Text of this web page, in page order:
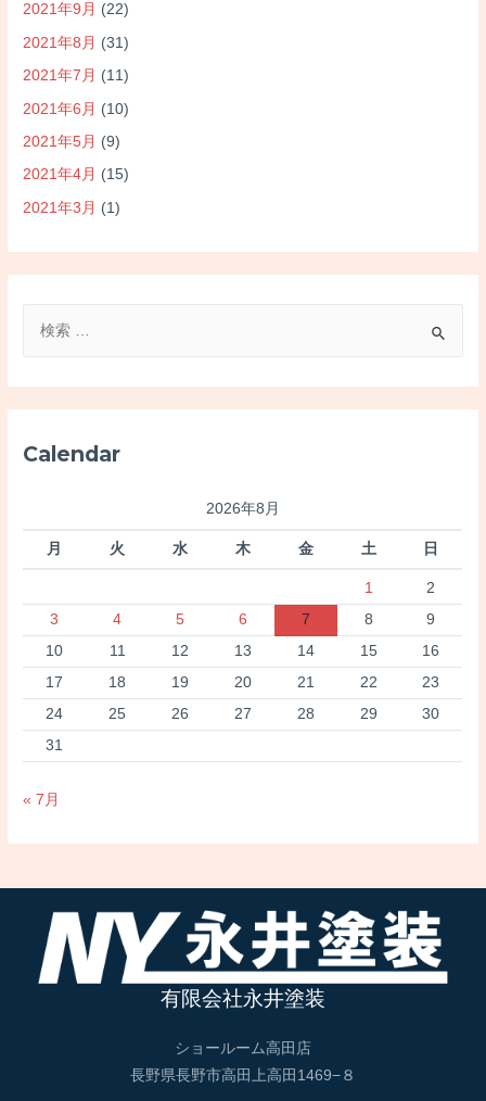
2021年9月 (22)
2021年8月 (31)
2021年7月 (11)
2021年6月 (10)
2021年5月 (9)
2021年4月 (15)
2021年3月 (1)
Calendar
2026年8月
月 火 水 木 金 土 日
1
2
3
4 5 6 7 8
9
10
11 12 13 14 15
16
17
18 19 20 21 22
23
24
25 26 27 28 29
30
31
« 7月
有限会社永井塗装
ショールーム高田店
長野県長野市高田上高田1469−８